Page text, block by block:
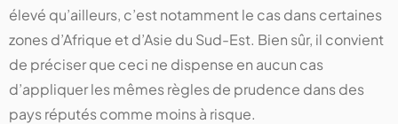
élevé qu’ailleurs, c’est notamment le cas dans certaines
zones d’Afrique et d’Asie du Sud-Est. Bien sûr, il convient
de préciser que ceci ne dispense en aucun cas
d’appliquer les mêmes règles de prudence dans des
pays réputés comme moins à risque.